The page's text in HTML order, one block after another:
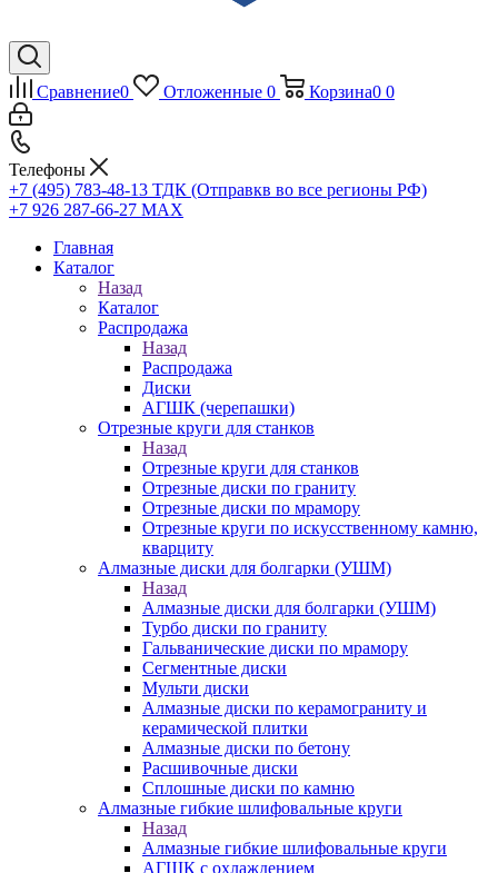
Сравнение0 Отложенные 0 Корзина0 0
Телефоны
+7 (495) 783-48-13 ТДК (Отправкв во все регионы РФ)
+7 926 287-66-27 МАХ
Главная
Каталог
Назад
Каталог
Распродажа
Назад
Распродажа
Диски
АГШК (черепашки)
Отрезные круги для станков
Назад
Отрезные круги для станков
Отрезные диски по граниту
Отрезные диски по мрамору
Отрезные круги по искусственному камню,
кварциту
Алмазные диски для болгарки (УШМ)
Назад
Алмазные диски для болгарки (УШМ)
Турбо диски по граниту
Гальванические диски по мрамору
Сегментные диски
Мульти диски
Алмазные диски по керамограниту и
керамической плитки
Алмазные диски по бетону
Расшивочные диски
Сплошные диски по камню
Алмазные гибкие шлифовальные круги
Назад
Алмазные гибкие шлифовальные круги
АГШК с охлаждением